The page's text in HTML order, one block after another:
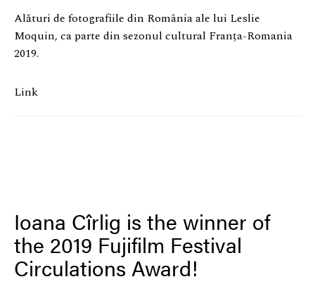
Alături de fotografiile din România ale lui Leslie
Moquin, ca parte din sezonul cultural Franța-Romania
2019.
Link
Ioana Cîrlig is the winner of
the 2019 Fujifilm Festival
Circulations Award!